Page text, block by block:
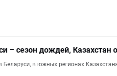
– сезон дождей,
Беларуси, в южных регионах